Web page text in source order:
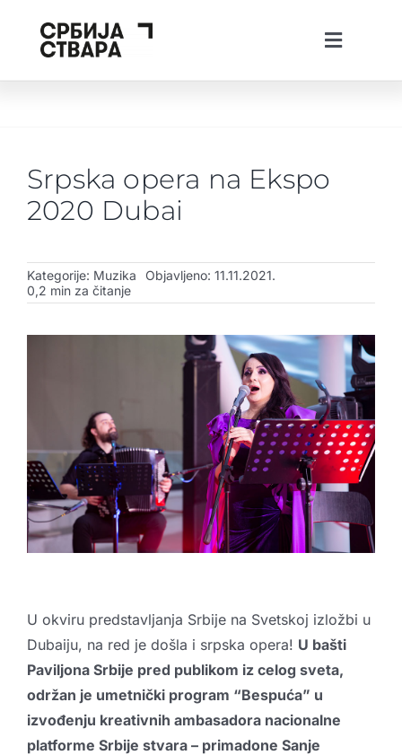
content
Toggle
eng
lat
ћир
Creative Tech Workshops
Stvaraj u Srbiji
Investiraj u Srbiji
Kreativne industrije
Publikacije
Sarađuj sa nama
Promo boks
Kontakt
Srpska opera na Ekspo
2020 Dubai
Kategorije: Muzika
Objavljeno: 11.11.2021.
0,2 min za čitanje
U okviru predstavljanja Srbije na Svetskoj izložbi u
Dubaiju, na red je došla i srpska opera! U bašti
Paviljona Srbije pred publikom iz celog sveta,
održan je umetnički program “Bespuća” u
izvođenju kreativnih ambasadora nacionalne
platforme Srbije stvara – primadone Sanje